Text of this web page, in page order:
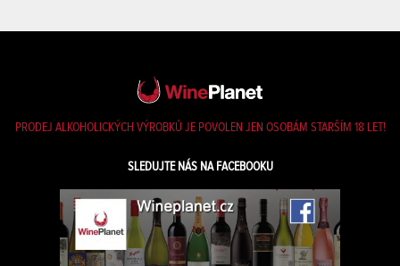
PRODEJ ALKOHOLICKÝCH VÝROBKŮ JE POVOLEN JEN OSOBÁM STARŠÍM 18 LET!
SLEDUJTE NÁS NA FACEBOOKU